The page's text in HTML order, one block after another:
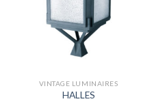
VINTAGE LUMINAIRES
HALLES